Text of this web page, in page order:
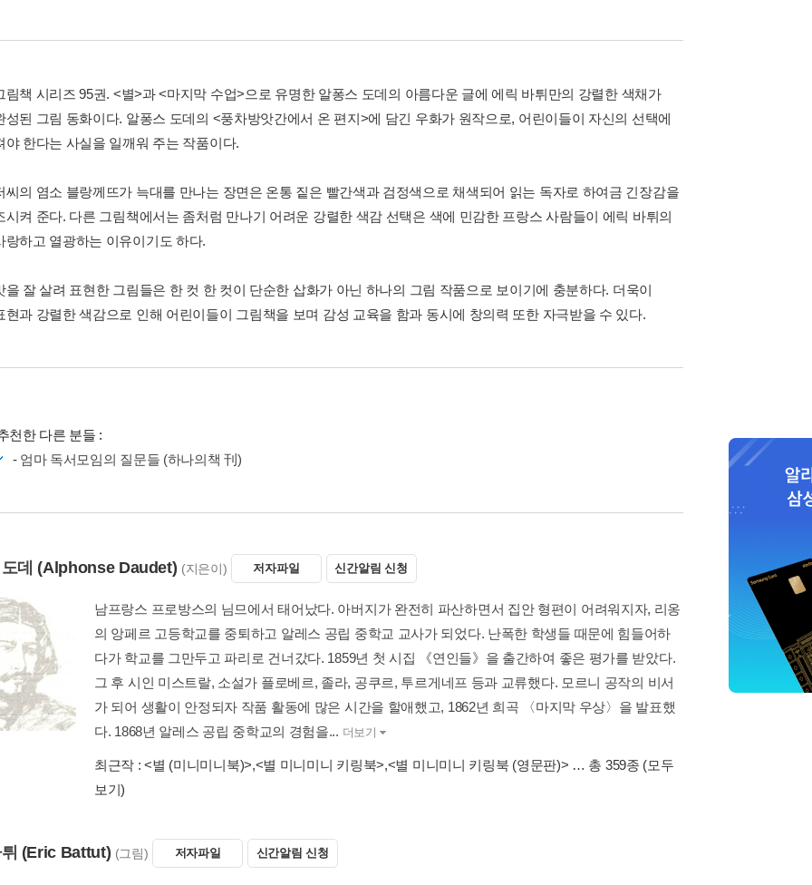
림책 시리즈 95권. <별>과 <마지막 수업>으로 유명한 알퐁스 도데의 아름다운 글에 에릭 바튀만의 강렬한 색채가
성된 그림 동화이다. 알퐁스 도데의 <풍차방앗간에서 온 편지>에 담긴 우화가 원작으로, 어린이들이 자신의 선택에
야 한다는 사실을 일깨워 주는 작품이다.
씨의 염소 블랑께뜨가 늑대를 만나는 장면은 온통 짙은 빨간색과 검정색으로 채색되어 읽는 독자로 하여금 긴장감을
시켜 준다. 다른 그림책에서는 좀처럼 만나기 어려운 강렬한 색감 선택은 색에 민감한 프랑스 사람들이 에릭 바튀의
랑하고 열광하는 이유이기도 하다.
을 잘 살려 표현한 그림들은 한 컷 한 컷이 단순한 삽화가 아닌 하나의 그림 작품으로 보이기에 충분하다. 더욱이
현과 강렬한 색감으로 인해 어린이들이 그림책을 보며 감성 교육을 함과 동시에 창의력 또한 자극받을 수 있다.
천한 다른 분들 :
- 엄마 독서모임의 질문들 (하나의책 刊)
데 (Alphonse Daudet) (지은이) 저자파일 신간알림 신청
남프랑스 프로방스의 님므에서 태어났다. 아버지가 완전히 파산하면서 집안 형편이 어려워지자, 리옹
의 앙페르 고등학교를 중퇴하고 알레스 공립 중학교 교사가 되었다. 난폭한 학생들 때문에 힘들어하
다가 학교를 그만두고 파리로 건너갔다. 1859년 첫 시집 《연인들》을 출간하여 좋은 평가를 받았다.
그 후 시인 미스트랄, 소설가 플로베르, 졸라, 공쿠르, 투르게네프 등과 교류했다. 모르니 공작의 비서
가 되어 생활이 안정되자 작품 활동에 많은 시간을 할애했고, 1862년 희곡 〈마지막 우상〉을 발표했
다. 1868년 알레스 공립 중학교의 경험을... 더보기
최근작 :<별 (미니미니북)>,<별 미니미니 키링북>,<별 미니미니 키링북 (영문판)> … 총 359종 (모두
보기)
(Eric Battut) (그림) 저자파일 신간알림 신청